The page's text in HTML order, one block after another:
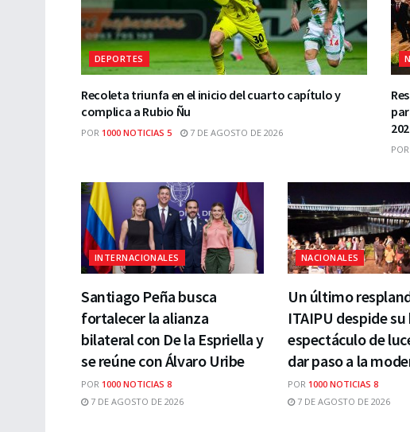
DEPORTES
Recoleta triunfa en el inicio del cuarto capítulo y
complica a Rubio Ñu
POR 1000 NOTICIAS 5 7 DE AGOSTO DE 2026
POR
INTERNACIONALES
Santiago Peña busca
fortalecer la alianza
bilateral con De la Espriella y
se reúne con Álvaro Uribe
POR 1000 NOTICIAS 8
7 DE AGOSTO DE 2026
NACIONALES
Un último
ITAIPU despide
espectáculo de
dar paso a la
POR 1000 NOTICIAS 8
7 DE AGOSTO DE 2026